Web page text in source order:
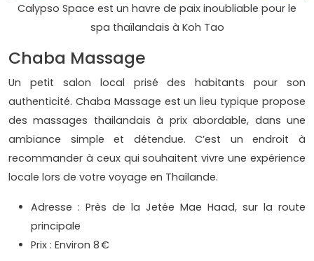
Calypso Space est un havre de paix inoubliable pour le
spa thaïlandais à Koh Tao
Chaba Massage
Un petit salon local prisé des habitants pour son
authenticité. Chaba Massage est un lieu typique propose
des massages thailandais à prix abordable, dans une
ambiance simple et détendue. C’est un endroit à
recommander à ceux qui souhaitent vivre une expérience
locale lors de votre voyage en Thaïlande.
Adresse : Près de la Jetée Mae Haad, sur la route
principale
Prix : Environ 8 €